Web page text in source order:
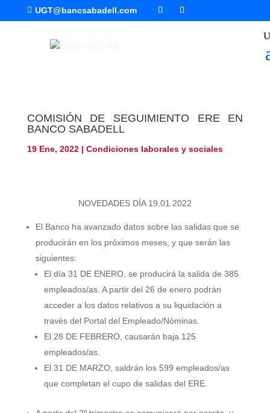
 UGT@bancsabadell.com
COMISIÓN DE SEGUIMIENTO ERE EN
BANCO SABADELL
19 Ene, 2022| Condiciones laborales y sociales
NOVEDADES DÍA 19.01.2022
El Banco ha avanzado datos sobre las salidas que se
producirán en los próximos meses, y que serán las
siguientes:
El día 31 DE ENERO, se producirá la salida de 385
empleados/as. A partir del 26 de enero podrán
acceder a los datos relativos a su liquidación a
través del Portal del Empleado/Nóminas.
El 28 DE FEBRERO, causarán baja 125
empleados/as.
El 31 DE MARZO, saldrán los 599 empleados/as
que completan el cupo de salidas del ERE.